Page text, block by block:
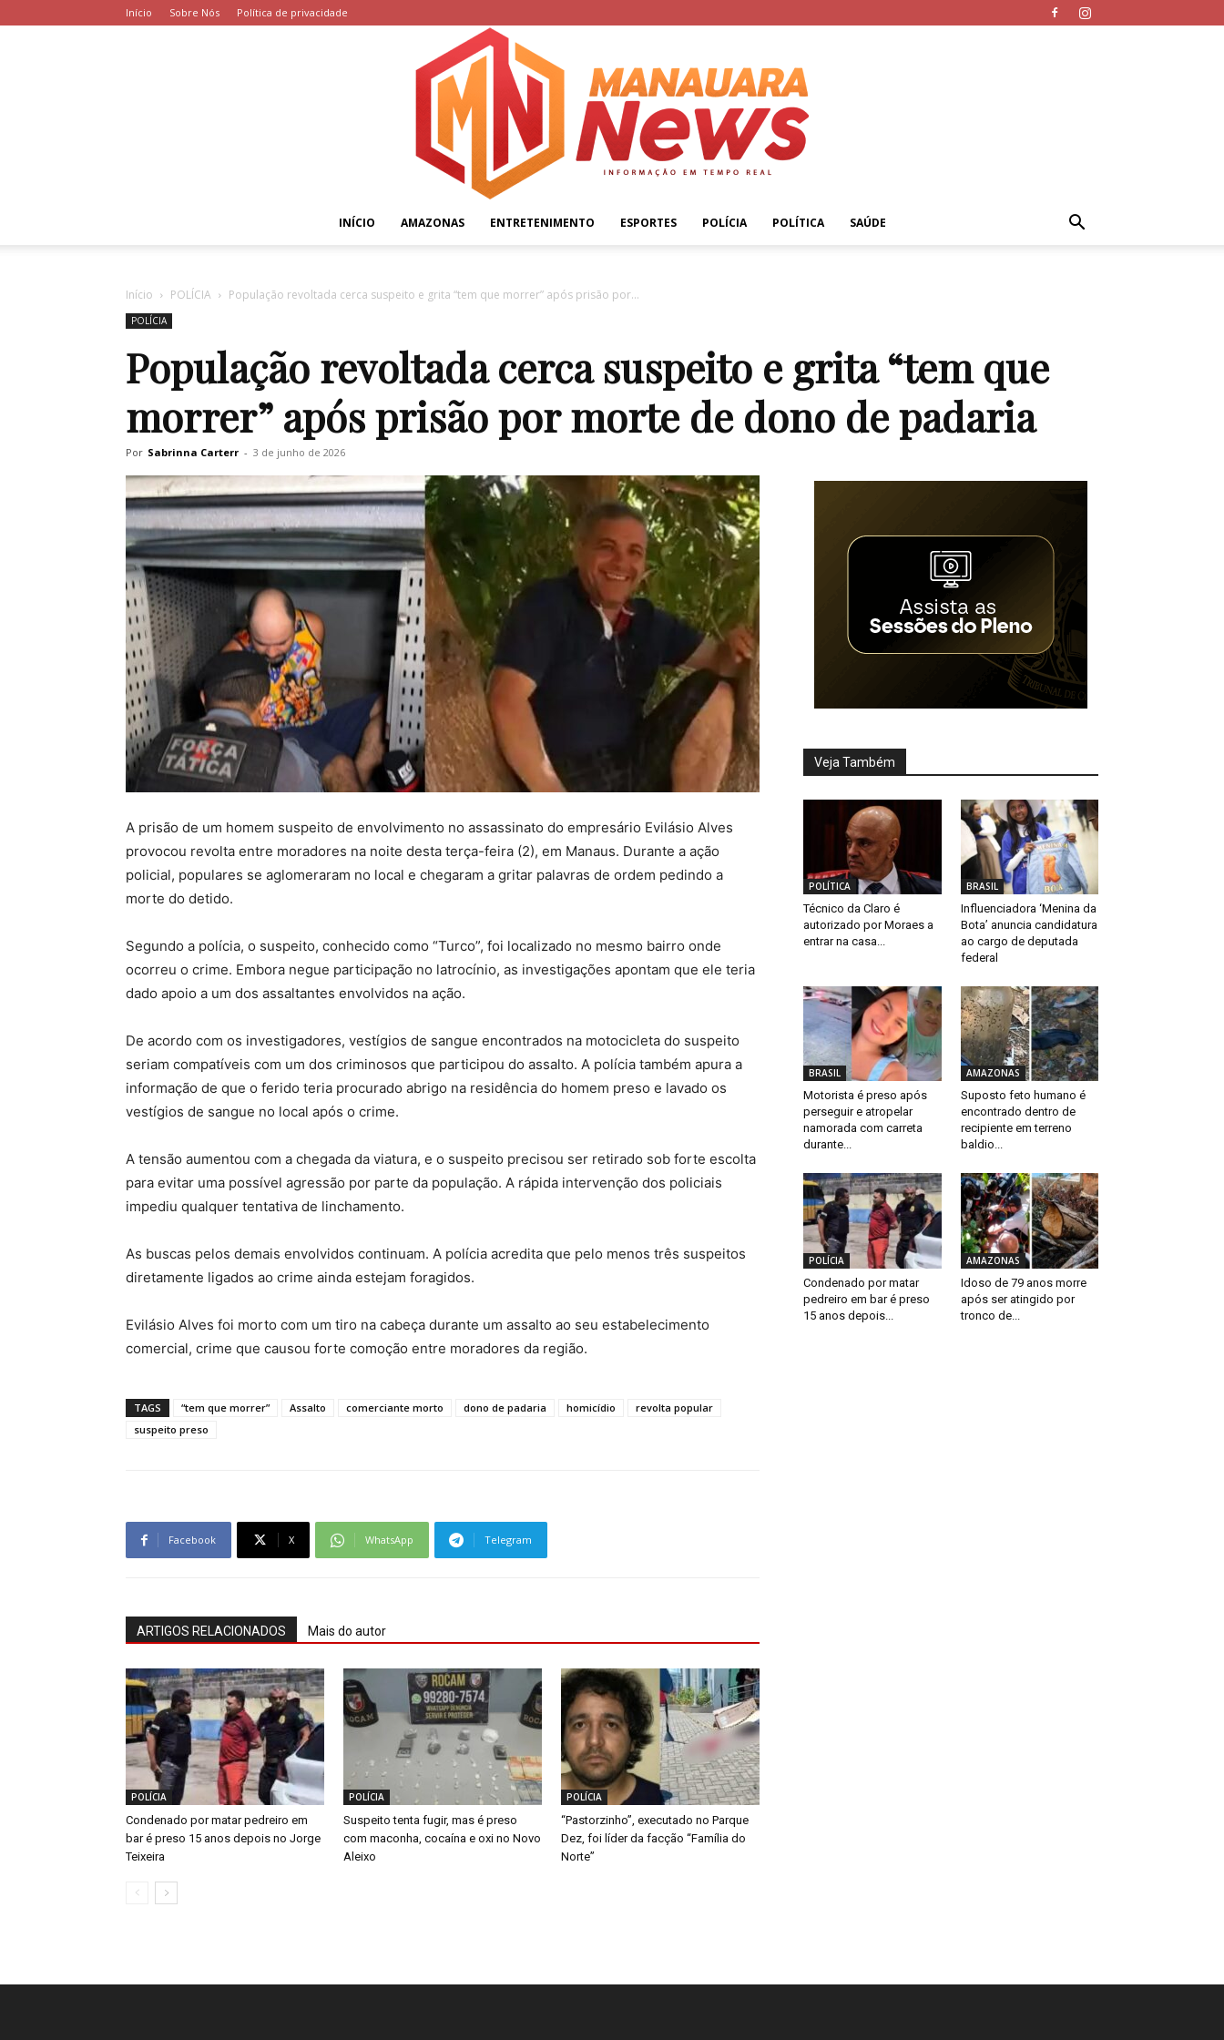
Início Sobre Nós Política de privacidade
News
INÍCIO AMAZONAS ENTRETENIMENTO ESPORTES POLÍCIA POLÍTICA SAÚDE
Início POLÍCIA População revoltada cerca suspeito e grita “tem que morrer” após prisão por...
POLÍCIA
População revoltada cerca suspeito e grita “tem que
morrer” após prisão por morte de dono de padaria
Por Sabrinna Carterr - 3 de junho de 2026
A prisão de um homem suspeito de envolvimento no assassinato do empresário Evilásio Alves
provocou revolta entre moradores na noite desta terça-feira (2), em Manaus. Durante a ação
policial, populares se aglomeraram no local e chegaram a gritar palavras de ordem pedindo a
morte do detido.
Segundo a polícia, o suspeito, conhecido como “Turco”, foi localizado no mesmo bairro onde
ocorreu o crime. Embora negue participação no latrocínio, as investigações apontam que ele teria
dado apoio a um dos assaltantes envolvidos na ação.
De acordo com os investigadores, vestígios de sangue encontrados na motocicleta do suspeito
seriam compatíveis com um dos criminosos que participou do assalto. A polícia também apura a
informação de que o ferido teria procurado abrigo na residência do homem preso e lavado os
vestígios de sangue no local após o crime.
A tensão aumentou com a chegada da viatura, e o suspeito precisou ser retirado sob forte escolta
para evitar uma possível agressão por parte da população. A rápida intervenção dos policiais
impediu qualquer tentativa de linchamento.
As buscas pelos demais envolvidos continuam. A polícia acredita que pelo menos três suspeitos
diretamente ligados ao crime ainda estejam foragidos.
Evilásio Alves foi morto com um tiro na cabeça durante um assalto ao seu estabelecimento
comercial, crime que causou forte comoção entre moradores da região.
TAGS “tem que morrer” Assalto comerciante morto dono de padaria homicídio
revolta popular
suspeito preso
Facebook X WhatsApp Telegram
ARTIGOS RELACIONADOS Mais do autor
POLÍCIA
Condenado por matar pedreiro em
bar é preso 15 anos depois no Jorge
Teixeira
POLÍCIA
Suspeito tenta fugir, mas é preso
com maconha, cocaína e oxi no Novo
Aleixo
POLÍCIA
“Pastorzinho”, executado no Parque
Dez, foi líder da facção “Família do
Norte”
Veja Também
POLÍTICA
Técnico da Claro é
autorizado por Moraes a
entrar na casa...
BRASIL
Influenciadora ‘Menina da
Bota’ anuncia candidatura
ao cargo de deputada
federal
BRASIL
Motorista é preso após
perseguir e atropelar
namorada com carreta
durante...
AMAZONAS
Suposto feto humano é
encontrado dentro de
recipiente em terreno
baldio...
POLÍCIA
Condenado por matar
pedreiro em bar é preso
15 anos depois...
AMAZONAS
Idoso de 79 anos morre
após ser atingido por
tronco de...